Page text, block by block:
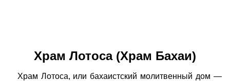
Храм Лотоса (Храм Бахаи)
Храм Лотоса, или бахаистский молитвенный дом —